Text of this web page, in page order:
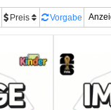
Preis Vorgabe